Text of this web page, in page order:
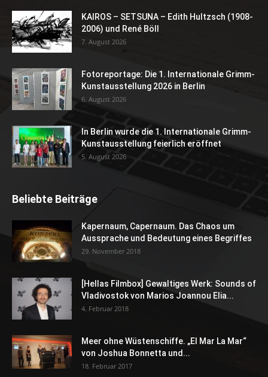
KAIROS – SETSUNA – Edith Hultzsch (1908-
2006) und René Böll
7. August 2026
Fotoreportage: Die 1. Internationale Grimm-
Kunstausstellung 2026 in Berlin
6. August 2026
In Berlin wurde die 1. Internationale Grimm-
Kunstausstellung feierlich eröffnet
5. August 2026
Beliebte Beiträge
Kapernaum, Capernaum. Das Chaos um
Aussprache und Bedeutung eines Begriffes
29. November 2018
[Hellas Filmbox] Gewaltiges Werk: Sounds of
Vladivostok von Marios Joannou Elia...
4. Februar 2018
Meer ohne Wüstenschiffe. „El Mar La Mar“
von Joshua Bonnetta und...
18. Februar 2017